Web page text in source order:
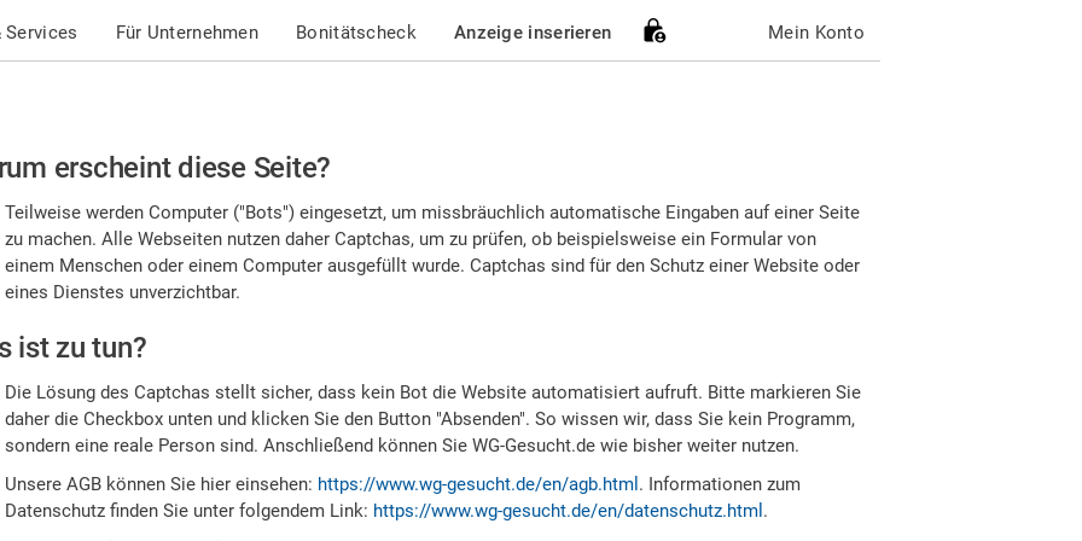
Services Für Unternehmen Bonitätscheck Anzeige inserieren Mein Konto
erscheint diese Seite?
Teilweise werden Computer ("Bots") eingesetzt, um missbräuchlich automatische Eingaben auf einer Seite
zu machen. Alle Webseiten nutzen daher Captchas, um zu prüfen, ob beispielsweise ein Formular von
einem Menschen oder einem Computer ausgefüllt wurde. Captchas sind für den Schutz einer Website oder
eines Dienstes unverzichtbar.
ist zu tun?
Die Lösung des Captchas stellt sicher, dass kein Bot die Website automatisiert aufruft. Bitte markieren Sie
daher die Checkbox unten und klicken Sie den Button "Absenden". So wissen wir, dass Sie kein Programm,
sondern eine reale Person sind. Anschließend können Sie WG-Gesucht.de wie bisher weiter nutzen.
Unsere AGB können Sie hier einsehen: https://www.wg-gesucht.de/en/agb.html . Informationen zum
Datenschutz finden Sie unter folgendem Link: https://www.wg-gesucht.de/en/datenschutz.html .